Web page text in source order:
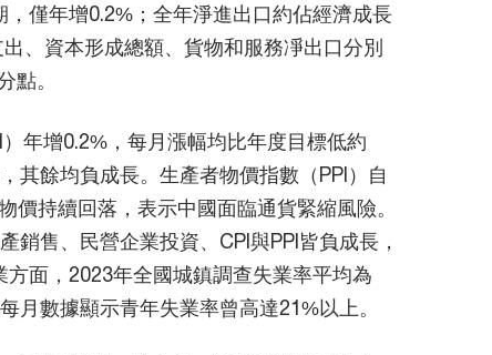
僅年增0.2%；全年淨進出口約佔經濟成長
、資本形成總額、貨物和服務凈出口分別
點。
年增0.2%，每月漲幅均比年度目標低約
其餘均負成長。生產者物價指數（PPI）自
價持續回落，表示中國面臨通貨緊縮風險。
銷售、民營企業投資、CPI與PPI皆負成長，
面，2023年全國城鎮調查失業率平均為
月數據顯示青年失業率曾高達21%以上。